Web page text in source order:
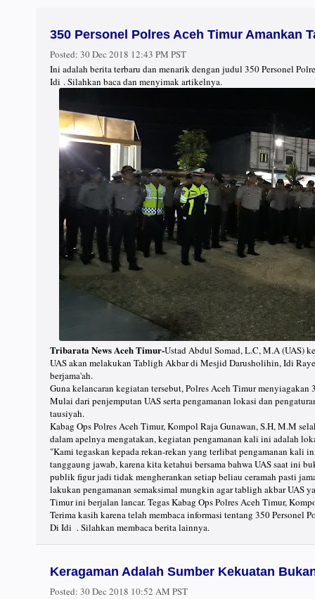
350 Personel Polres Aceh Timur Amankan
Posted: 30 Dec 2018 12:43 PM PST
Ini adalah berita terbaru dan menarik dengan judul 350 Personel
Idi . Silahkan baca dan menyimak artikelnya.
Tribarata News Aceh Timur-Ustad Abdul Somad, L.C, M.A (UAS)
UAS akan melakukan Tabligh Akbar di Mesjid Darusholihin, Idi
berjama'ah.
Guna kelancaran kegiatan tersebut, Polres Aceh Timur
Mulai dari penjemputan UAS serta pengamanan lokasi dan
tausiyah.
Kabag Ops Polres Aceh Timur, Kompol Raja Gunawan, S.H, M.M
dalam apelnya mengatakan, kegiatan pengamanan kali ini adalah
"Kami tegaskan kepada rekan-rekan yang terlibat pengamanan kali
tanggaung jawab, karena kita ketahui bersama bahwa UAS saat ini
publik figur jadi tidak mengherankan setiap beliau ceramah pasti
lakukan pengamanan semaksimal mungkin agar tabligh akbar UAS
Timur ini berjalan lancar. Tegas Kabag Ops Polres Aceh Timur,
Terima kasih karena telah membaca informasi tentang 350 Personel
Di Idi . Silahkan membaca berita lainnya.
Keragaman Adalah Sumber Kekuatan
Posted: 30 Dec 2018 10:52 AM PST